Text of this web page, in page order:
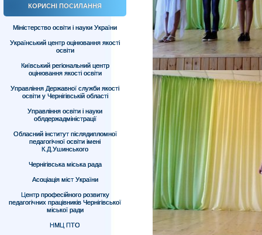
КОРИСНІ ПОСИЛАННЯ
Міністерство освіти і науки України
Український центр оцінювання якості
освіти
Київський регіональний центр
оцінювання якості освіти
Управління Державної служби якості
освіти у Чернігівській області
Управління освіти і науки
облдержадміністрації
Обласний інститут післядипломної
педагогічної освіти імені
К.Д.Ушинського
Чернігівська міська рада
Асоціація міст України
Центр професійного розвитку
педагогічних працівників Чернігівської
міської ради
НМЦ ПТО